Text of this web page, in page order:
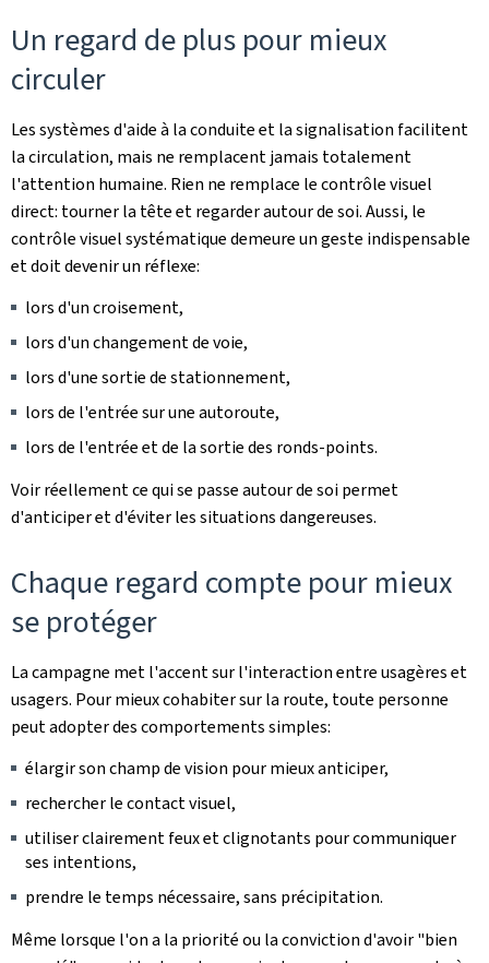
Un regard de plus pour mieux
circuler
Les systèmes d'aide à la conduite et la signalisation facilitent
la circulation, mais ne remplacent jamais totalement
l'attention humaine. Rien ne remplace le contrôle visuel
direct: tourner la tête et regarder autour de soi. Aussi, le
contrôle visuel systématique demeure un geste indispensable
et doit devenir un réflexe:
lors d'un croisement,
lors d'un changement de voie,
lors d'une sortie de stationnement,
lors de l'entrée sur une autoroute,
lors de l'entrée et de la sortie des ronds-points.
Voir réellement ce qui se passe autour de soi permet
d'anticiper et d'éviter les situations dangereuses.
Chaque regard compte pour mieux
se protéger
La campagne met l'accent sur l'interaction entre usagères et
usagers. Pour mieux cohabiter sur la route, toute personne
peut adopter des comportements simples:
élargir son champ de vision pour mieux anticiper,
rechercher le contact visuel,
utiliser clairement feux et clignotants pour communiquer
ses intentions,
prendre le temps nécessaire, sans précipitation.
Même lorsque l'on a la priorité ou la conviction d'avoir "bien